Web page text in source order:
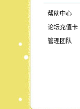
帮助中心
论坛充值卡
管理团队